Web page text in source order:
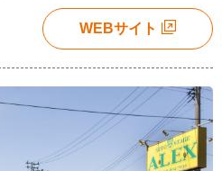
WEBサイト